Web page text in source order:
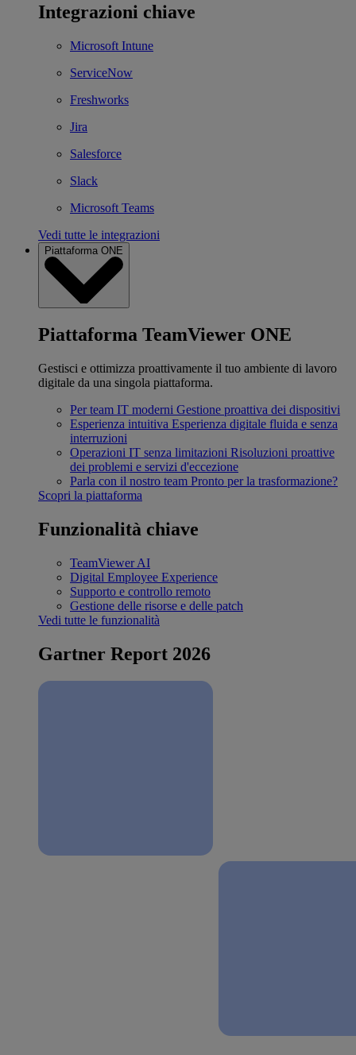
Integrazioni chiave
Microsoft Intune
ServiceNow
Freshworks
Jira
Salesforce
Slack
Microsoft Teams
Vedi tutte le integrazioni
Piattaforma ONE
Piattaforma TeamViewer ONE
Gestisci e ottimizza proattivamente il tuo ambiente di lavoro
digitale da una singola piattaforma.
Per team IT moderni Gestione proattiva dei dispositivi
Esperienza intuitiva Esperienza digitale fluida e senza
interruzioni
Operazioni IT senza limitazioni Risoluzioni proattive
dei problemi e servizi d'eccezione
Parla con il nostro team Pronto per la trasformazione?
Scopri la piattaforma
Funzionalità chiave
TeamViewer AI
Digital Employee Experience
Supporto e controllo remoto
Gestione delle risorse e delle patch
Vedi tutte le funzionalità
Gartner Report 2026